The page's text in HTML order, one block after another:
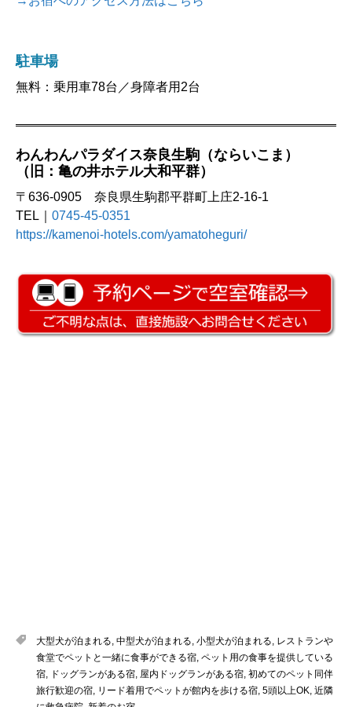
駐車場
無料：乗用車78台／身障者用2台
わんわんパラダイス奈良生駒（ならいこま）
（旧：亀の井ホテル大和平群）
〒636-0905 奈良県生駒郡平群町上庄2-16-1
TEL｜ 0745-45-0351
https://kamenoi-hotels.com/yamatoheguri/
大型犬が泊まれる 中型犬が泊まれる 小型犬が泊まれる レストランや
食堂でペットと一緒に食事ができる宿 ペット用の食事を提供している
宿
ドッグランがある宿 屋内ドッグランがある宿 初めてのペット同伴
旅行歓迎の宿 リード着用でペットが館内を歩ける宿 5頭以上OK 近隣